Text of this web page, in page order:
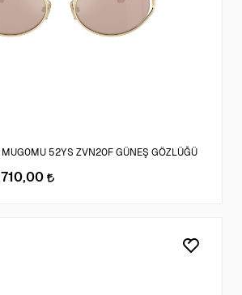
MUG0MU 52YS ZVN20F GÜNEŞ GÖZLÜĞÜ